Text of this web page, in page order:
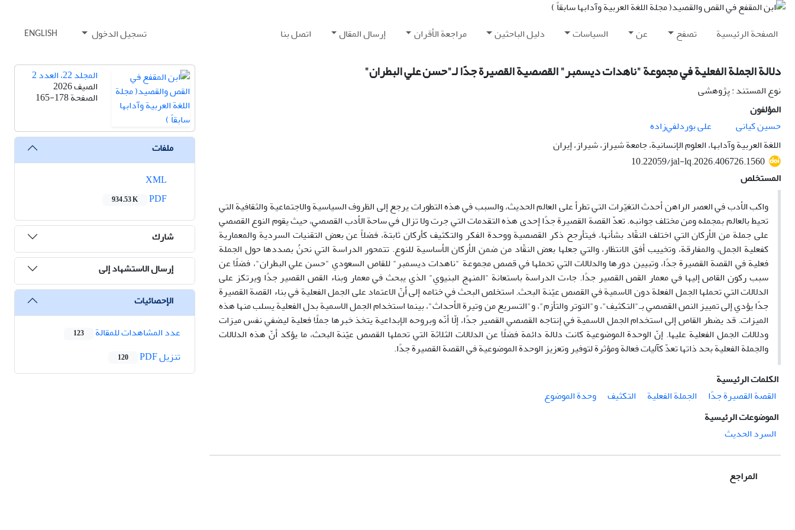
الصفحة الرئيسية تصفح عن السياسات دليل الباحثين مراجعة الأقران إرسال المقال اتصل بنا تسجيل الدخول ENGLISH
دلالة الجملة الفعلية في مجموعة "ناهدات ديسمبر" القصصية القصيرة جدًا لـ"حسن علي البطران"
نوع المستند : پژوهشی
المؤلفون
حسین کیانی
علی بوردلفي‌زاده
اللغة العربية وآدابها، العلوم الإنسانية، جامعة شيراز، شيراز، إيران
10.22059/jal-lq.2026.406726.1560
المستخلص
واكب الأدب في العصر الراهن أحدث التغيّرات التي تطرأ على العالم الحديث، والسبب في هذه التطورات يرجع إلى الظروف السياسية والاجتماعية والثقافية التي
تحيط بالعالم بمجمله ومن مختلف جوانبه. تعدّ القصة القصيرة جدًا إحدى هذه التقدمات التي جرت ولا تزال في ساحة الأدب القصصي، حيث يقوم النوع القصصي
على جملة من الأركان التي اختلف النقّاد بشأنها، فيتأرجح ذكر القصصية ووحدة الفكر والتكثيف كأركان ثابتة، فضلاً عن بعض التقنيات السردية والمعمارية
كفعلية الجمل، والمفارقة، وتخييب أفق الانتظار، والتي جعلها بعض النقّاد من ضمن الأركان الأساسية للنوع. تتمحور الدراسة التي نحنُ بصددها حول الجملة
فعلية في القصة القصيرة جدًا، وتبيين دورها والدلالات التي تحملها في قصص مجموعة "ناهدات ديسمبر" للقاص السعودي "حسن علي البطران"، فضلًا عن
سبب ركون القاص إليها في معمار القص القصير جدًا. جاءت الدراسة باستعانة "المنهج البنيوي" الذي يبحث في معمار وبناء القص القصير جدًا ويرتكز على
الدلالات التي تحملها الجمل الفعلة دون الاسمية في القصص عيّنة البحث. استخلص البحث في ختامه إلى أنّ الاعتماد على الجمل الفعلية في بناء القصة القصيرة
جدًا يؤدي إلى تمييز النص القصصي بـ"التكثيف"، و"التوتر والتأزم"، و"التسريع من وتيرة الأحداث"، بينما استخدام الجمل الاسمية بدل الفعلية يسلب منها هذه
الميزات. قد يضطر القاص إلى استخدام الجمل الاسمية في إنتاجه القصصي القصير جدًا، إلّا أنّه وبروحه الإبداعية يتخذ خبرها جملًا فعلية ليضفي نفس ميزات
ودلالات الجمل الفعلية عليها. إنّ الوحدة الموضوعية كانت دلالة دائمة فضلًا عن الدلالات الثلاثة التي تحملها القصص عيّنة البحث، ما يؤكد أنّ هذه الدلالات
والجملة الفعلية بحد ذاتها تعدّ كآليات فعالة ومؤثرة لتوفير وتعزيز الوحدة الموضوعية في القصة القصيرة جدًا.
الكلمات الرئيسية
القصة القصيرة جدًا
الجملة الفعلية التكثيف
وحدة الموضوع
الموضوعات الرئيسية
السرد الحديث
المجلد 22، العدد 2
الصيف 2026
الصفحة165-178
ملفات
934.53 K
شارك
إرسال الاستشهاد إلى
الإحصائيات
عدد المشاهدات للمقالة
123
تنزیل PDF 120